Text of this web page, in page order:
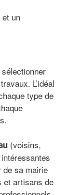
un
L’idéal
type de
(voisins,
de sa mairie
et artisans de